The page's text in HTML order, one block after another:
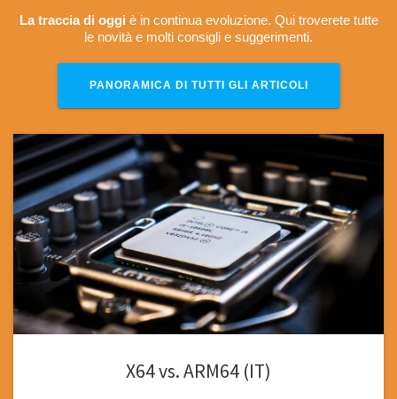
La traccia di oggi è in continua evoluzione. Qui troverete tutte
le novità e molti consigli e suggerimenti.
PANORAMICA DI TUTTI GLI ARTICOLI
X64 vs. ARM64 (IT)